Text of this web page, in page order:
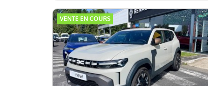
VENTE EN COURS